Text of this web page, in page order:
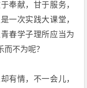
奉献，甘于服务，
一次实践大课堂，
春学子理所应当为
不为呢？
情，不一会儿，